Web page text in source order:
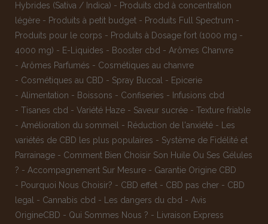
Hybrides (Sativa / Indica) - Produits cbd à concentration
légère - Produits à petit budget - Produits Full Spectrum -
Produits pour le corps - Produits à Dosage fort (1000 mg -
4000 mg) - E-Liquides - Booster cbd - Arômes Chanvre
- Arômes Parfumés - Cosmétiques au chanvre
- Cosmétiques au CBD - Spray Buccal - Epicerie
- Alimentation - Boissons - Confiseries - Infusions cbd
- Tisanes cbd - Variété Haze - Saveur sucrée - Texture friable
- Amélioration du sommeil - Réduction de l'anxiété - Les
variétés de CBD les plus populaires - Système de Fidélité et
Parrainage - Comment Bien Choisir Son Huile Ou Ses Gélules
? - Accompagnement Sur Mesure - Garantie Origine CBD
- Pourquoi Nous Choisir? - CBD effet - CBD pas cher - CBD
legal - Cannabis cbd - Les dangers du cbd - Avis
OrigineCBD - Qui Sommes Nous ? - Livraison Express